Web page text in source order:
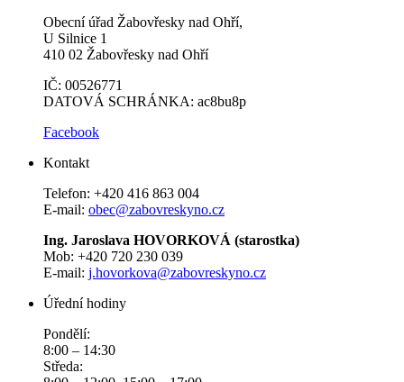
Obecní úřad Žabovřesky nad Ohří,
U Silnice 1
410 02 Žabovřesky nad Ohří
IČ: 00526771
DATOVÁ SCHRÁNKA: ac8bu8p
Facebook
Kontakt
Telefon: +420 416 863 004
E-mail: obec@zabovreskyno.cz
Ing. Jaroslava HOVORKOVÁ (starostka)
Mob: +420 720 230 039
E-mail: j.hovorkova@zabovreskyno.cz
Úřední hodiny
Pondělí:
8:00 – 14:30
Středa: